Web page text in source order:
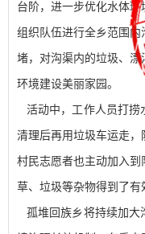
台阶，进一步优化水体
组织队伍进行全乡范围
堵，对沟渠内的垃圾、
环境建设美丽家园。
活动中，工作人员打捞
清理后再用垃圾车运走
村民志愿者也主动加入
草、垃圾等杂物得到了有
孤堆回族乡将持续加大